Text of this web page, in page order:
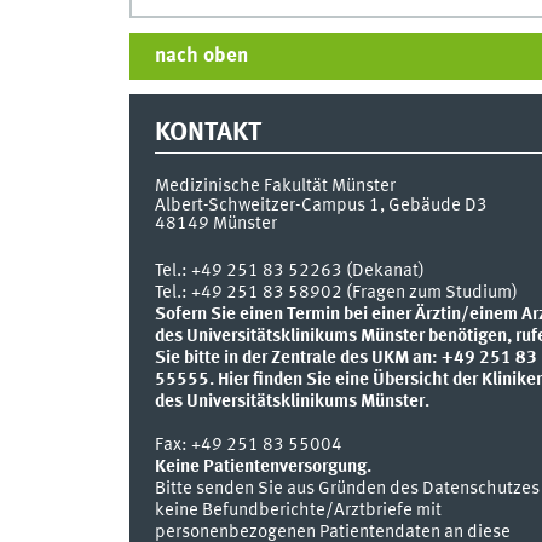
nach oben
KONTAKT
Medizinische Fakultät Münster
Albert-Schweitzer-Campus 1, Gebäude D3
48149 Münster
Tel.: +49 251 83 52263 (Dekanat)
Tel.: +49 251 83 58902 (Fragen zum Studium)
Sofern Sie einen Termin bei einer Ärztin/einem
des Universitätsklinikums Münster benötigen,
Sie bitte in der Zentrale des UKM an: +49 251 83
55555. Hier finden Sie eine Übersicht der
des Universitätsklinikums Münster.
Fax: +49 251 83 55004
Keine Patientenversorgung.
Bitte senden Sie aus Gründen des Datenschutzes
keine Befundberichte/Arztbriefe mit
personenbezogenen Patientendaten an diese